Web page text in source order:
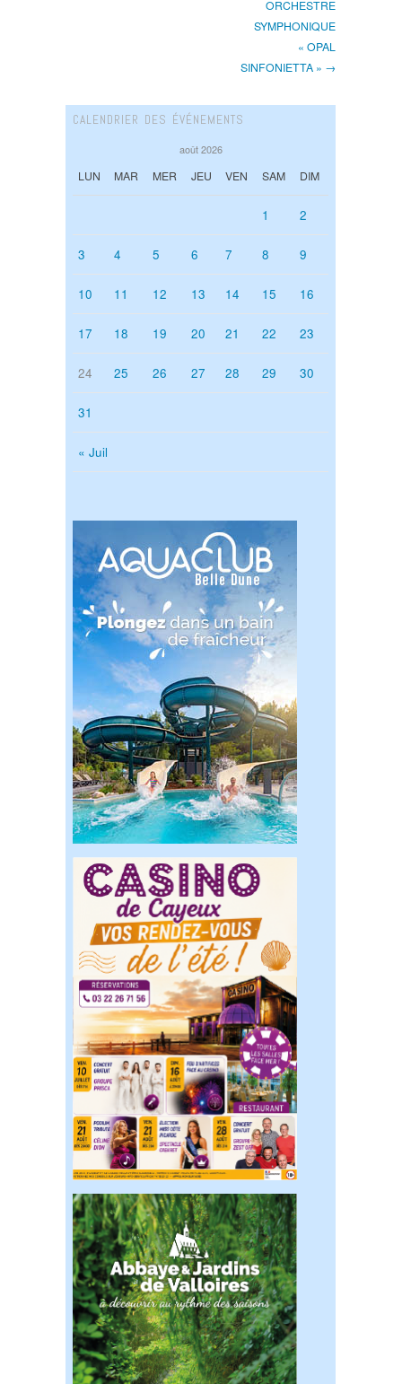
ORCHESTRE
SYMPHONIQUE
« OPAL
SINFONIETTA » →
CALENDRIER DES ÉVÉNEMENTS
août 2026
LUN MAR MER JEU VEN SAM DIM
« Juil
1 2
3 4 5 6 7 8 9
10 11 12 13 14 15 16
17 18 19 20 21 22 23
24 25 26 27 28 29 30
31